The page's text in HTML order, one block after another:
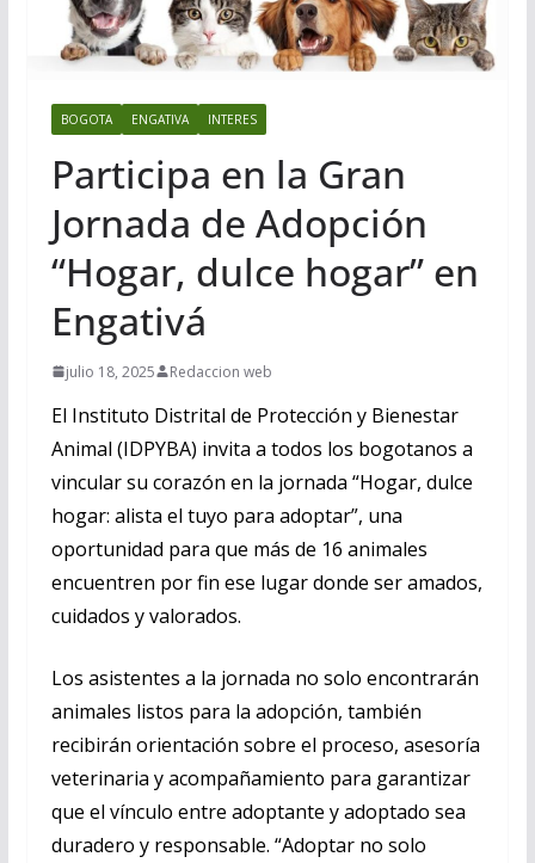
BOGOTA ENGATIVA INTERES
Participa en la Gran
Jornada de Adopción
“Hogar, dulce hogar” en
Engativá
julio 18, 2025 Redaccion web
El Instituto Distrital de Protección y Bienestar
Animal (IDPYBA) invita a todos los bogotanos a
vincular su corazón en la jornada “Hogar, dulce
hogar: alista el tuyo para adoptar”, una
oportunidad para que más de 16 animales
encuentren por fin ese lugar donde ser amados,
cuidados y valorados.
Los asistentes a la jornada no solo encontrarán
animales listos para la adopción, también
recibirán orientación sobre el proceso, asesoría
veterinaria y acompañamiento para garantizar
que el vínculo entre adoptante y adoptado sea
duradero y responsable. “Adoptar no solo